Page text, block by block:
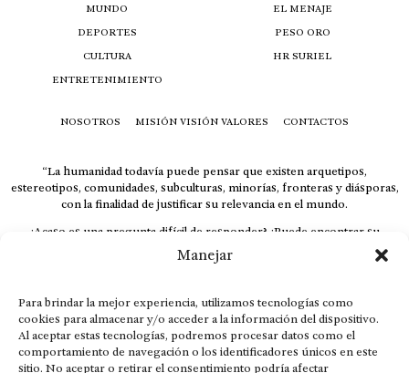
Manejar
Para brindar la mejor experiencia, utilizamos tecnologías como
cookies para almacenar y/o acceder a la información del dispositivo.
Al aceptar estas tecnologías, podremos procesar datos como el
comportamiento de navegación o los identificadores únicos en este
sitio. No aceptar o retirar el consentimiento podría afectar
MUNDO
DEPORTES
CULTURA
ENTRETENIMIENTO
EL MENAJE
PESO ORO
HR SURIEL
NOSOTROS MISIÓN VISIÓN VALORES CONTACTOS
“La humanidad todavía puede pensar que existen arquetipos,
estereotipos, comunidades, subculturas, minorías, fronteras y diásporas,
con la finalidad de justificar su relevancia en el mundo.
¿Acaso es una pregunta difícil de responder? ¿Puede encontrar su
respuesta al instante, otorgando al receptor cuestionado espacio y
velocidad suficiente para responder correctamente? De no ser así, el que
El concepto de familia no está limitado exclusivamente a la sangre; seres
que surgen en nuestro diario vivir suelen pesar más que los
emparentados. Más bien, el apego de estas dos versiones de seres
queridos mueve ideales provenientes de sus vivencias.